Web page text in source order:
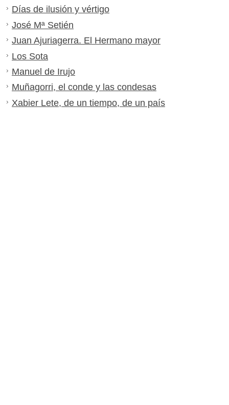
Días de ilusión y vértigo
José Mª Setién
Juan Ajuriagerra. El Hermano mayor
Los Sota
Manuel de Irujo
Muñagorri, el conde y las condesas
Xabier Lete, de un tiempo, de un país